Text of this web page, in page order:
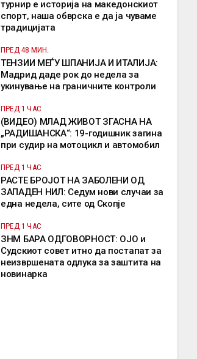
турнир е историја на македонскиот
спорт, наша обврска е да ја чуваме
традицијата
ПРЕД 48 МИН.
ТЕНЗИИ МЕЃУ ШПАНИЈА И ИТАЛИЈА:
Мадрид даде рок до недела за
укинување на граничните контроли
ПРЕД 1 ЧАС
(ВИДЕО) МЛАД ЖИВОТ ЗГАСНА НА
„РАДИШАНСКА“: 19-годишник загина
при судир на мотоцикл и автомобил
ПРЕД 1 ЧАС
РАСТЕ БРОЈОТ НА ЗАБОЛЕНИ ОД
ЗАПАДЕН НИЛ: Седум нови случаи за
една недела, сите од Скопје
ПРЕД 1 ЧАС
ЗНМ БАРА ОДГОВОРНОСТ: ОЈО и
Судскиот совет итно да постапат за
неизвршената одлука за заштита на
новинарка